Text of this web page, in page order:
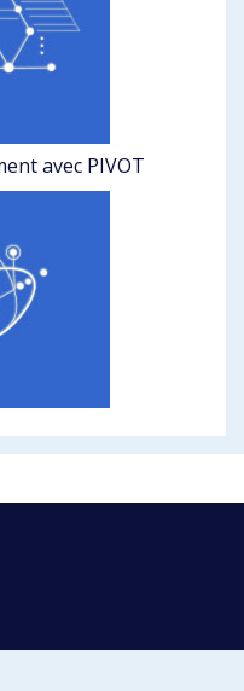
avec PIVOT